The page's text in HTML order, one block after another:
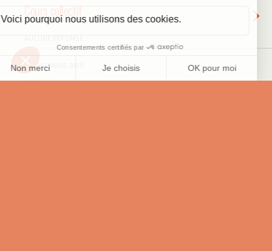
Cours collectif
4 NOVEMBRE 2019
Volée claquée